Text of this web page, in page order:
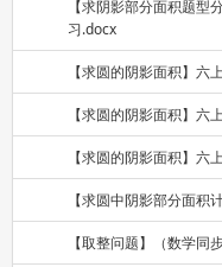
【求阴影部分面积题
习.docx
【求圆的阴影面积】六
【求圆的阴影面积】
【求圆的阴影面积】
【求圆中阴影部分面积
【取整问题】（数学同